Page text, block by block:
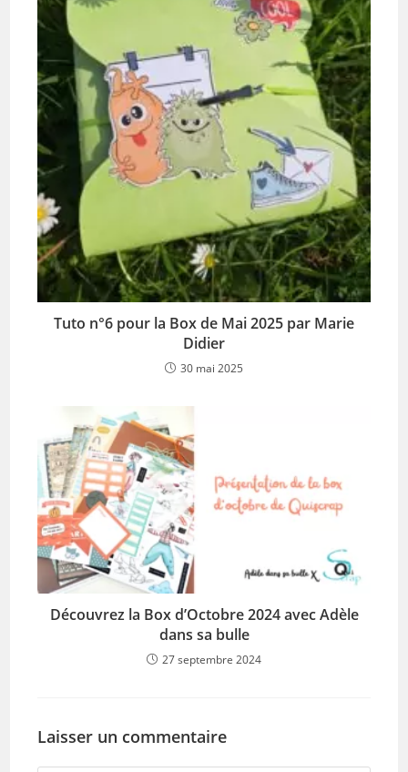
Tuto n°6 pour la Box de Mai 2025 par Marie
Didier
30 mai 2025
Découvrez la Box d’Octobre 2024 avec Adèle
dans sa bulle
27 septembre 2024
Laisser un commentaire